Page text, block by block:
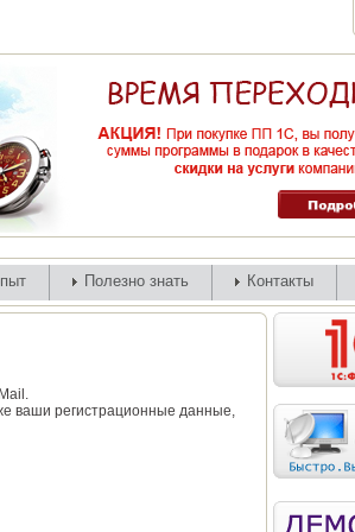
Полезно знать Контакты
ваши регистрационные данные,